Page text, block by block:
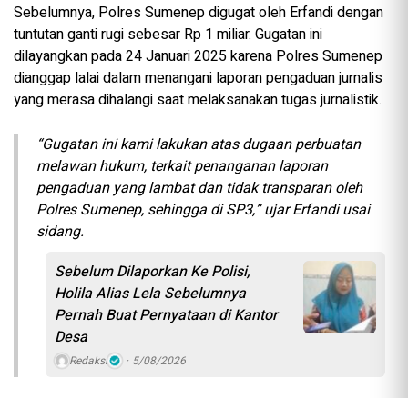
Sebelumnya, Polres Sumenep digugat oleh Erfandi dengan
tuntutan ganti rugi sebesar Rp 1 miliar. Gugatan ini
dilayangkan pada 24 Januari 2025 karena Polres Sumenep
dianggap lalai dalam menangani laporan pengaduan jurnalis
yang merasa dihalangi saat melaksanakan tugas jurnalistik.
“Gugatan ini kami lakukan atas dugaan perbuatan
melawan hukum, terkait penanganan laporan
pengaduan yang lambat dan tidak transparan oleh
Polres Sumenep, sehingga di SP3,” ujar Erfandi usai
sidang.
Sebelum Dilaporkan Ke Polisi,
Holila Alias Lela Sebelumnya
Pernah Buat Pernyataan di Kantor
Desa
Redaksi 5/08/2026